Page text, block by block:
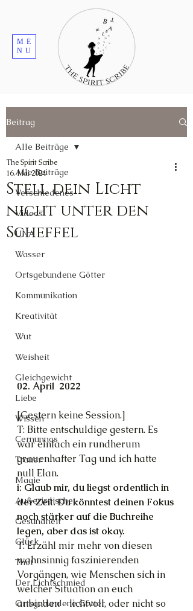
ME
NU
Beitrag
Alle Beiträge
Verschiedenes
Videos
UNA
Wasser
Ortsgebundene Götter
Kommunikation
Kreativität
Wut
Weisheit
Gleichgewicht
Liebe
Wissen
Cernunnos
Trauer
Magie
Außerirdische
Gesundheit
Glück
Thot
Der Lichtschmied
Ortsgebundene Götter
Alle Beiträge
Stell dein Licht
nicht unter den
Scheffel
The Spirit Scribe
16. Mai 2024
02. April  2022
[Gestern keine Session.]
T: Bitte entschuldige gestern. Es
war einfach ein rundherum
grauenhafter Tag und ich hatte
null Elan.
i: Glaub mir, du liegst ordentlich in
der Zeit. Du könntest deinen Fokus
noch stärker auf die Buchreihe
legen, aber das ist okay.
T: Erzähl mir mehr von diesen
wahnsinnig faszinierenden
Vorgängen, wie Menschen sich in
welcher Situation an euch
anbinden – lichtvoll, oder nicht so